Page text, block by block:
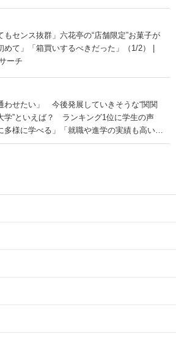
もセンス抜群」六花亭の“店舗限定”お菓子が
て」「箱買いするべきだった」（1/2） |
ーチ
わせたい」 今後発展していきそうな“関関
学”といえば？ ランキング1位に学生の声
多様に学べる」「就職や進学の実績も高い」
ーチ